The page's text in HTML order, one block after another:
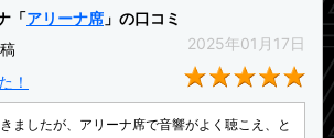
「アリーナ席 」の口コミ
2025年01月17日
★5
！
ましたが、アリーナ席で音響がよく聴こえ、と